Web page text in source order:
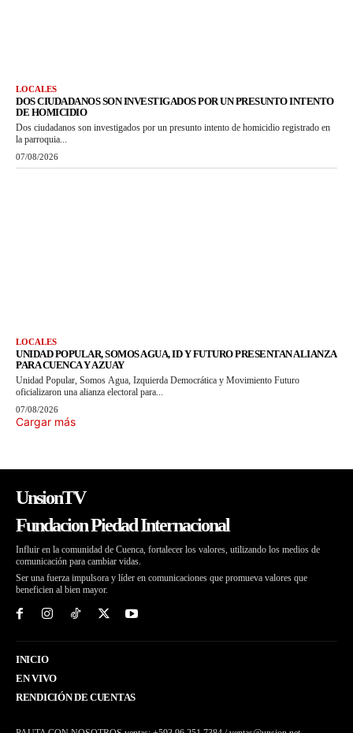
LOCALES
DOS CIUDADANOS SON INVESTIGADOS POR UN PRESUNTO INTENTO
DE HOMICIDIO
Dos ciudadanos son investigados por un presunto intento de homicidio registrado en
la parroquia...
07/08/2026
LOCALES
UNIDAD POPULAR, SOMOS AGUA, ID Y FUTURO PRESENTAN ALIANZA
PARA CUENCA Y AZUAY
Unidad Popular, Somos Agua, Izquierda Democrática y Movimiento Futuro
oficializaron una alianza electoral para...
07/08/2026
Cargar más
UnsionTV
Fundacion Piedad Internacional
Influir en la comunidad de Cuenca, fortalecer los valores, utilizando los medios de
comunicación para cambiar vidas.
Ser una fuerza impulsora y líder en comunicaciones que promueva valores que
beneficien al bien mayor.
INICIO
EN VIVO
RENDICIÓN DE CUENTAS